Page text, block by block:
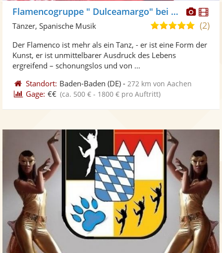
Fotos
Flamencogruppe " Dulceamargo" bei Flamencita Tanzstudio
4,8
5
(2)
Tänzer, Spanische Musik
Der Flamenco ist mehr als ein Tanz, - er ist eine Form der
Kunst, er ist unmittelbarer Ausdruck des Lebens
ergreifend – schonungslos und von ...
Standort: Baden-Baden (DE) - 272 km von Aachen
Gage: €€ (ca. 500 € - 1800 € pro Auftritt)